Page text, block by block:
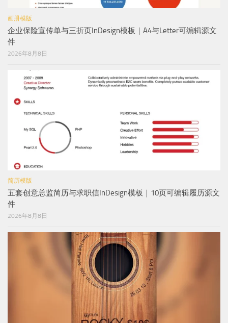
画册模版
企业保险宣传单与三折页InDesign模板｜A4与Letter可编辑源文
件
2026年8月8日
简历模版
五套创意总监简历与求职信InDesign模板｜10页可编辑履历源文
件
2026年8月8日